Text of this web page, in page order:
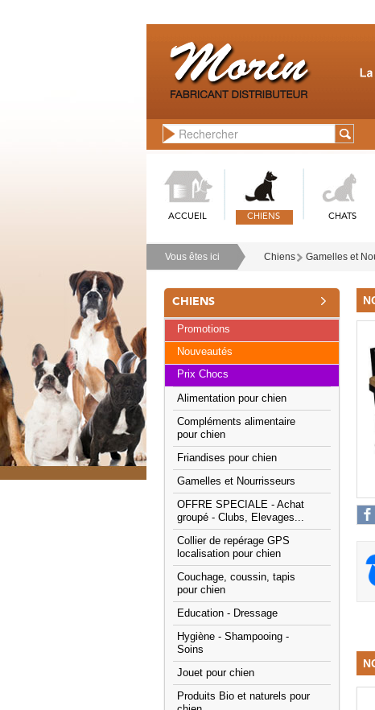
ACCUEIL CHIENS CHATS
Vous êtes ici Chiens Gamelles et
CHIENS
Promotions
Nouveautés
Prix Chocs
Alimentation pour chien
Compléments alimentaire
pour chien
Friandises pour chien
Gamelles et Nourrisseurs
OFFRE SPECIALE - Achat
groupé - Clubs, Elevages...
Collier de repérage GPS
localisation pour chien
Couchage, coussin, tapis
pour chien
Education - Dressage
Hygiène - Shampooing -
Soins
Jouet pour chien
Produits Bio et naturels pour